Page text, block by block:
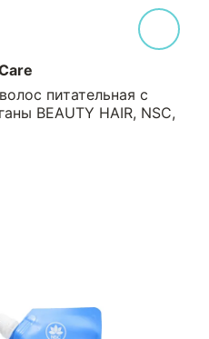
питательная с
BEAUTY HAIR, NSC,